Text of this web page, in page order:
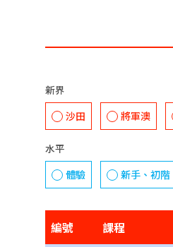
新界
沙田
將軍澳
水平
體驗
新手、初階
編號 課程